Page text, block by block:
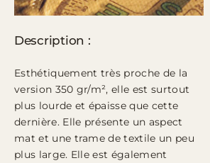
Description :
Esthétiquement très proche de la
version 350 gr/m², elle est surtout
plus lourde et épaisse que cette
dernière. Elle présente un aspect
mat et une trame de textile un peu
plus large. Elle est également